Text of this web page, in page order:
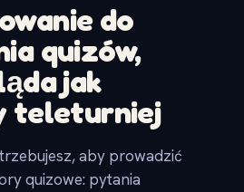
do
quizów,
jak
teleturniej
aby prowadzić
quizowe: pytania